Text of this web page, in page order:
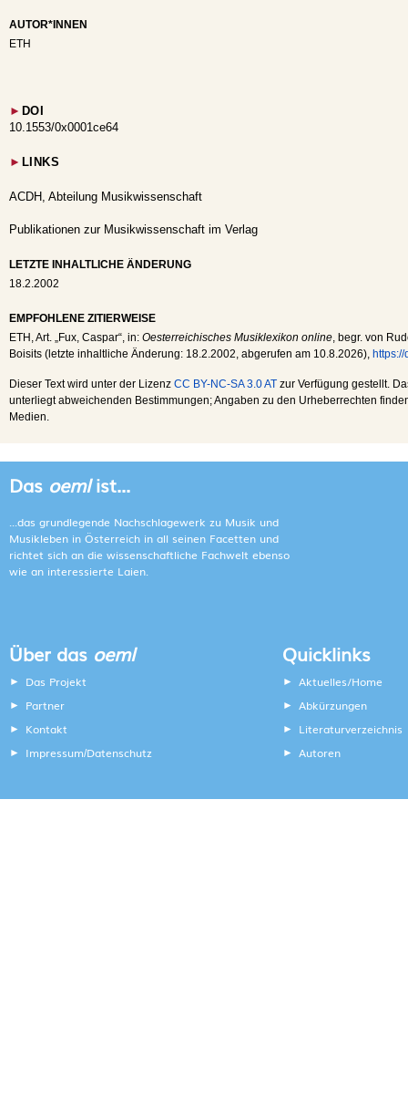
AUTOR*INNEN
ETH
► DOI
10.1553/0x0001ce64
► LINKS
ACDH, Abteilung Musikwissenschaft
Publikationen zur Musikwissenschaft im Verlag
LETZTE INHALTLICHE ÄNDERUNG
18.2.2002
EMPFOHLENE ZITIERWEISE
ETH , Art. „Fux, Caspar“, in: Oesterreichisches Musiklexikon online, begr. von
Boisits (letzte inhaltliche Änderung: 18.2.2002, abgerufen am 10.8.2026),
Dieser Text wird unter der Lizenz CC BY-NC-SA 3.0 AT zur Verfügung gestellt.
unterliegt abweichenden Bestimmungen; Angaben zu den Urheberrechten
Medien.
Das oemlist...
...das grundlegende Nachschlagewerk zu Musik und
Musikleben in Österreich in all seinen Facetten und
richtet sich an die wissenschaftliche Fachwelt ebenso
wie an interessierte Laien.
Über das oeml
Das Projekt
Partner
Kontakt
Impressum/Datenschutz
Quicklinks
Aktuelles/Home
Abkürzungen
Literaturverzeichnis
Autoren